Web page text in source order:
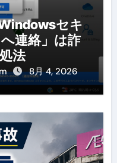
セキ
連絡」は詐
法
8月 4, 2026